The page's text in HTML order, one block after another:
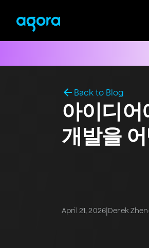
Back to Blog
아이디어
개발을
April 21, 2026|Derek